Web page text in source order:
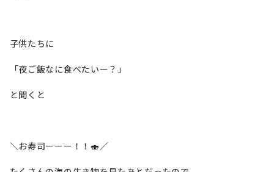
子供たちに
「夜ご飯なに食べたいー？」
と聞くと
＼お寿司ーーー！！🍣／